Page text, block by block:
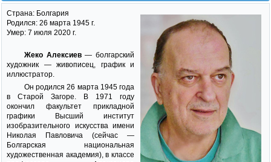
Страна: Болгария
Родился: 26 марта 1945 г.
Умер: 7 июля 2020 г.
Жеко Алексиев— болгарский
художник — живописец, график и
иллюстратор.
Он родился 26 марта 1945 года
в Старой Загоре. В 1971 году
окончил факультет прикладной
графики Высший институт
изобразительного искусства имени
Николая Павловича (сейчас —
Болгарская национальная
художественная академия), в классе